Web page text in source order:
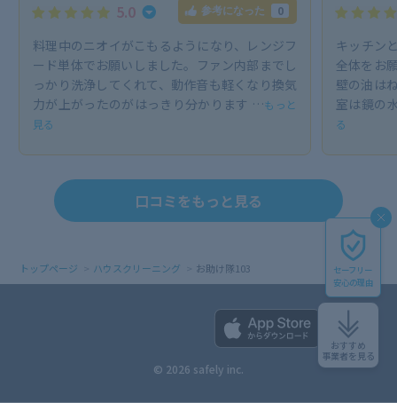
5.0 参考になった 0
料理中のニオイがこもるようになり、レンジフ
ード単体でお願いしました。ファン内部までし
っかり洗浄してくれて、動作音も軽くなり換気
力が上がったのがはっきり分かります …もっと
見る
キッチン
全体をお
壁の油は
室は鏡の
る
口コミをもっと見る
トップページ ハウスクリーニング お助け隊103
© 2026 safely inc.
おすすめ
事業者を見る
セーフリー
安心の理由